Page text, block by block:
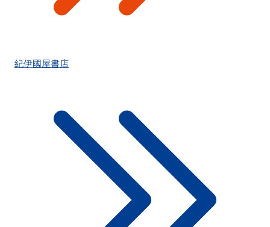
紀伊國屋書店